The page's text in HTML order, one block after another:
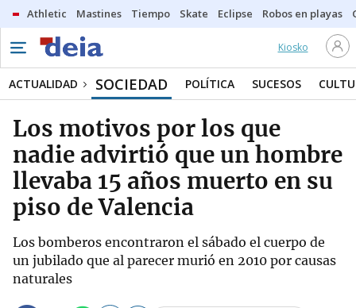
Athletic Mastines Tiempo Skate Eclipse Robos en playas
Kiosko
ACTUALIDAD SOCIEDAD POLÍTICA SUCESOS
Los motivos por los que
nadie advirtió que un hombre
llevaba 15 años muerto en su
piso de Valencia
Los bomberos encontraron el sábado el cuerpo de
un jubilado que al parecer murió en 2010 por causas
naturales